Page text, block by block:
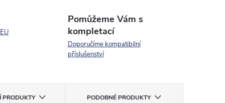
Pomůžeme Vám s
kompletací
Doporučíme kompatibilní
příslušenství
PRODUKTY PODOBNÉ PRODUKTY